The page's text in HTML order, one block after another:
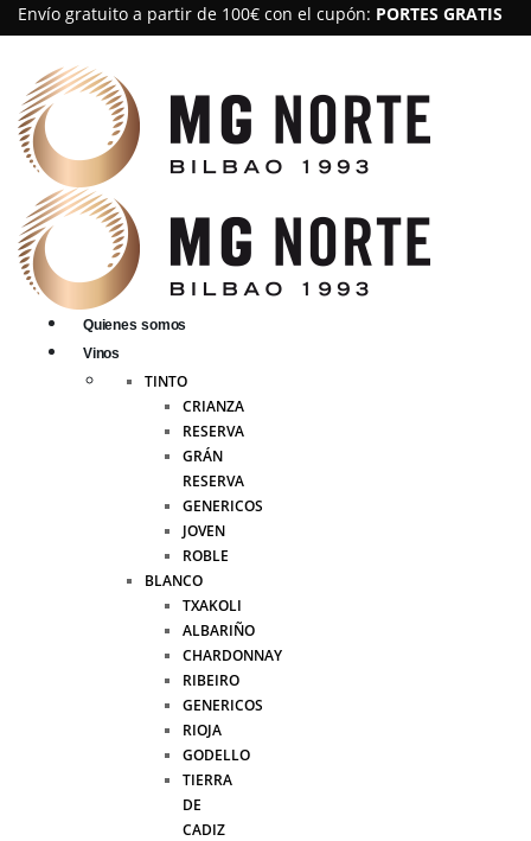
Envío gratuito a partir de 100€ con el cupón: PORTES GRATIS
Quienes somos
Vinos
TINTO
CRIANZA
RESERVA
GRÁN
RESERVA
GENERICOS
JOVEN
ROBLE
BLANCO
TXAKOLI
ALBARIÑO
CHARDONNAY
RIBEIRO
GENERICOS
RIOJA
GODELLO
TIERRA
DE
CADIZ